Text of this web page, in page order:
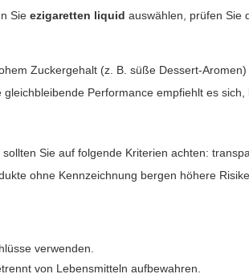
Sieezigaretten liquid auswählen, prüfen Sie
Zuckergehalt (z. B. süße Dessert-
Performance empfiehlt es
sollten Sie auf folgende Kriterien achten:
ohne Kennzeichnung bergen höhere
verwenden.
von Lebensmitteln aufbewahren.